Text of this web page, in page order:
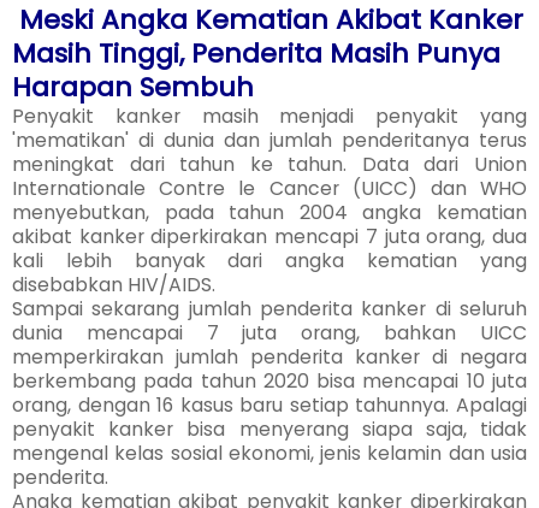
Meski Angka Kematian Akibat Kanker
Masih Tinggi, Penderita Masih Punya
Harapan Sembuh
Penyakit kanker masih menjadi penyakit yang
'mematikan' di dunia dan jumlah penderitanya terus
meningkat dari tahun ke tahun. Data dari Union
Internationale Contre le Cancer (UICC) dan WHO
menyebutkan, pada tahun 2004 angka kematian
akibat kanker diperkirakan mencapi 7 juta orang, dua
kali lebih banyak dari angka kematian yang
disebabkan HIV/AIDS.
Sampai sekarang jumlah penderita kanker di seluruh
dunia mencapai 7 juta orang, bahkan UICC
memperkirakan jumlah penderita kanker di negara
berkembang pada tahun 2020 bisa mencapai 10 juta
orang, dengan 16 kasus baru setiap tahunnya. Apalagi
penyakit kanker bisa menyerang siapa saja, tidak
mengenal kelas sosial ekonomi, jenis kelamin dan usia
penderita.
Angka kematian akibat penyakit kanker diperkirakan